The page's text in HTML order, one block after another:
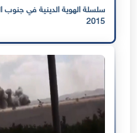
سلسلة الهوية الدينية في
2015